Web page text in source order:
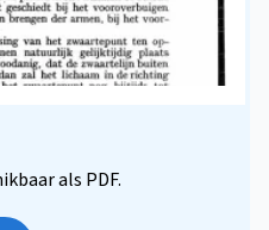
als PDF.